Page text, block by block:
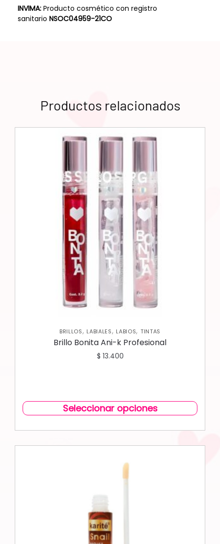
INVIMA:Producto cosmético con registro
sanitario NSOC04959-21CO
Productos relacionados
BRILLOS, LABIALES, LABIOS, TINTAS
Brillo Bonita Ani-k Profesional
$ 13.400
Seleccionar opciones